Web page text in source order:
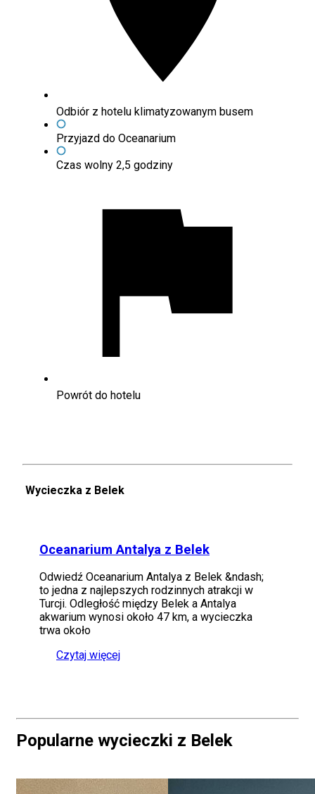
Odbiór z hotelu klimatyzowanym busem
Przyjazd do Oceanarium
Czas wolny 2,5 godziny
Powrót do hotelu
Wycieczka z Belek
Oceanarium Antalya z Belek
Odwiedź Oceanarium Antalya z Belek &ndash;
to jedna z najlepszych rodzinnych atrakcji w
Turcji. Odległość między Belek a Antalya
akwarium wynosi około 47 km, a wycieczka
trwa około
Czytaj więcej
Popularne wycieczki z Belek